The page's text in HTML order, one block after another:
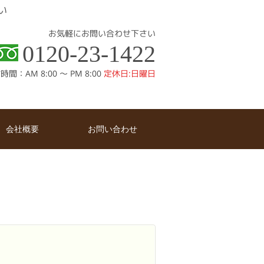
お気軽にお問い合わせ下さい
0120-23-1422
間：AM 8:00 〜 PM 8:00定休日:日曜日
会社概要 お問い合わせ